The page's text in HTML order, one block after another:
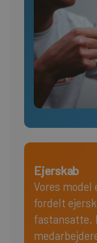
Ejerskab
Vores model
fordelt
fastansatte.